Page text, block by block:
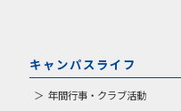
キャンパスライフ
年間行事・クラブ活動